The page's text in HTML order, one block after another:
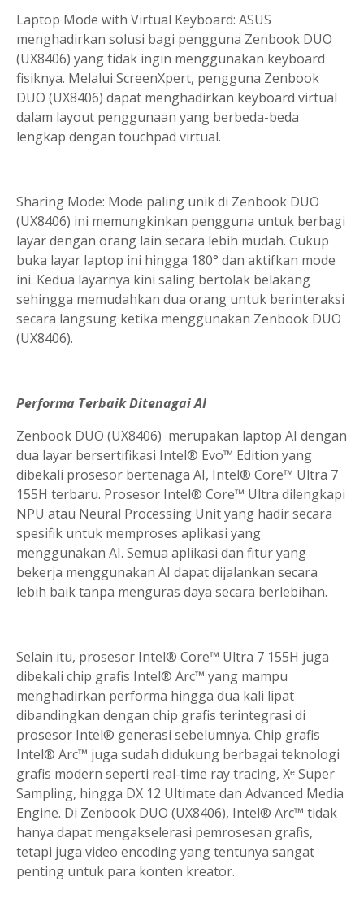
Laptop Mode with Virtual Keyboard: ASUS
menghadirkan solusi bagi pengguna Zenbook DUO
(UX8406) yang tidak ingin menggunakan keyboard
fisiknya. Melalui ScreenXpert, pengguna Zenbook
DUO (UX8406) dapat menghadirkan keyboard virtual
dalam layout penggunaan yang berbeda-beda
lengkap dengan touchpad virtual.
Sharing Mode: Mode paling unik di Zenbook DUO
(UX8406) ini memungkinkan pengguna untuk berbagi
layar dengan orang lain secara lebih mudah. Cukup
buka layar laptop ini hingga 180° dan aktifkan mode
ini. Kedua layarnya kini saling bertolak belakang
sehingga memudahkan dua orang untuk berinteraksi
secara langsung ketika menggunakan Zenbook DUO
(UX8406).
Performa Terbaik Ditenagai AI
Zenbook DUO (UX8406) merupakan laptop AI dengan
dua layar bersertifikasi Intel® Evo™ Edition yang
dibekali prosesor bertenaga AI, Intel® Core™ Ultra 7
155H terbaru. Prosesor Intel® Core™ Ultra dilengkapi
NPU atau Neural Processing Unit yang hadir secara
spesifik untuk memproses aplikasi yang
menggunakan AI. Semua aplikasi dan fitur yang
bekerja menggunakan AI dapat dijalankan secara
lebih baik tanpa menguras daya secara berlebihan.
Selain itu, prosesor Intel® Core™ Ultra 7 155H juga
dibekali chip grafis Intel® Arc™ yang mampu
menghadirkan performa hingga dua kali lipat
dibandingkan dengan chip grafis terintegrasi di
prosesor Intel® generasi sebelumnya. Chip grafis
Intel® Arc™ juga sudah didukung berbagai teknologi
grafis modern seperti real-time ray tracing, Xᵉ Super
Sampling, hingga DX 12 Ultimate dan Advanced Media
Engine. Di Zenbook DUO (UX8406), Intel® Arc™ tidak
hanya dapat mengakselerasi pemrosesan grafis,
tetapi juga video encoding yang tentunya sangat
penting untuk para konten kreator.